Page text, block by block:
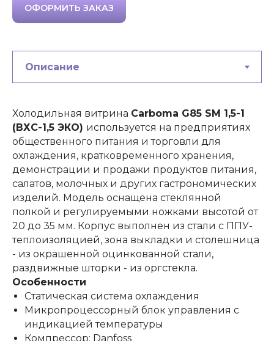
ОФОРМИТЬ ЗАКАЗ
Холодильная витрина Carboma G85 SM 1,5-1
(ВХС-1,5 ЭКО) используется на предприятиях
общественного питания и торговли для
охлаждения, кратковременного хранения,
демонстрации и продажи продуктов питания,
салатов, молочных и других гастрономических
изделий. Модель оснащена стеклянной
полкой и регулируемыми ножками высотой от
20 до 35 мм. Корпус выполнен из стали с ППУ-
теплоизоляцией, зона выкладки и столешница
- из окрашенной оцинкованной стали,
раздвижные шторки - из оргстекла.
Особенности
Статическая система охлаждения
Микропроцессорный блок управления с
индикацией температуры
Компрессор: Danfoss